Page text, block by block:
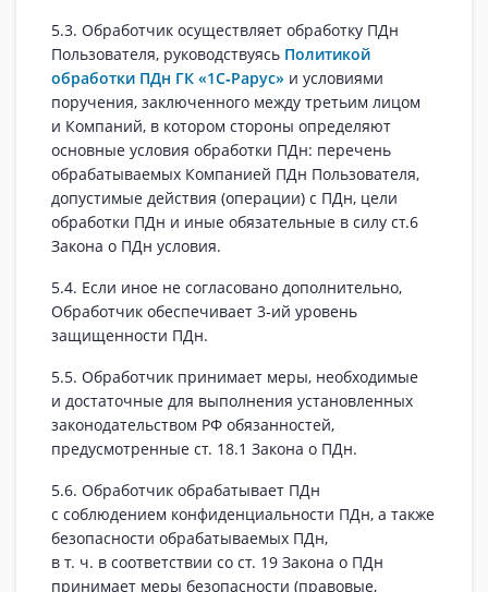
5.3. Обработчик осуществляет обработку ПДн
Пользователя, руководствуясь Политикой
обработки ПДн ГК «1С‑Рарус» и условиями
поручения, заключенного между третьим лицом
и Компаний, в котором стороны определяют
основные условия обработки ПДн: перечень
обрабатываемых Компанией ПДн Пользователя,
допустимые действия (операции) с ПДн, цели
обработки ПДн и иные обязательные в силу ст.6
Закона о ПДн условия.
5.4. Если иное не согласовано дополнительно,
Обработчик обеспечивает 3‑ий уровень
защищенности ПДн.
5.5. Обработчик принимает меры, необходимые
и достаточные для выполнения установленных
законодательством РФ обязанностей,
предусмотренные ст. 18.1 Закона о ПДн.
5.6. Обработчик обрабатывает ПДн
с соблюдением конфиденциальности ПДн, а также
безопасности обрабатываемых ПДн,
в т. ч. в соответствии со ст. 19 Закона о ПДн
принимает меры безопасности (правовые,